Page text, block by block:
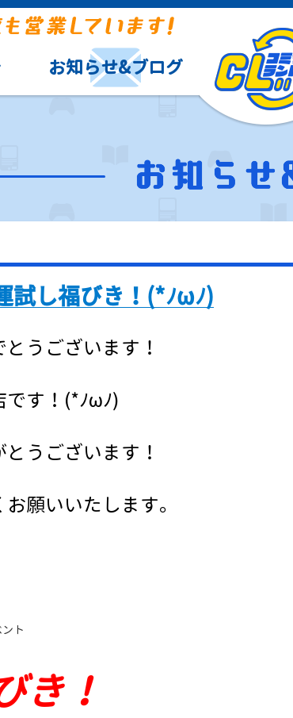
お知らせ&ブログ
試し福びき！(*ﾉωﾉ)
うございます！
です！(*ﾉωﾉ)
うございます！
願いいたします。
ト
き！